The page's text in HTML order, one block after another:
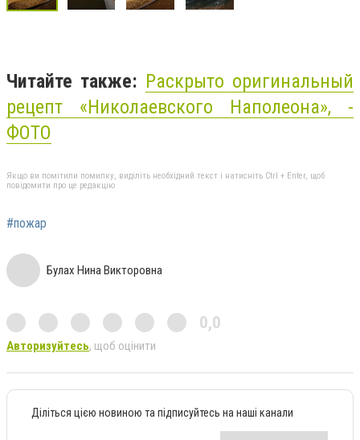
Читайте также: Раскрыто оригинальный
рецепт «Николаевского Наполеона», -
ФОТО
Якщо ви помітили помилку, виділіть необхідний текст і натисніть Ctrl + Enter, щоб
повідомити про це редакцію
#пожар
Булах Нина Викторовна
0,0
Авторизуйтесь, щоб оцінити
Діліться цією новиною та підписуйтесь на наші канали